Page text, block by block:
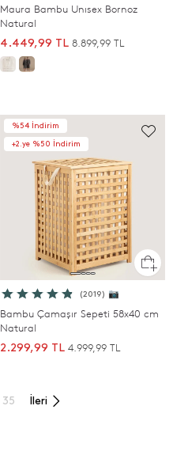
Maura Bambu Unısex Bornoz
Natural
4.449,99 TL 8.899,99 TL
%54 İndirim
+2.ye %50 İndirim
(2019) 📷
Bambu Çamaşır Sepeti 58x40 cm
Natural
2.299,99 TL 4.999,99 TL
35 İleri